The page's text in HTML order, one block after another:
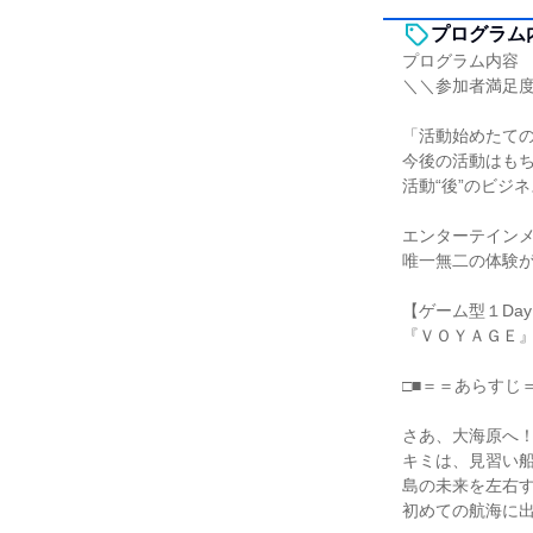
プログラム
プログラム内容
＼＼参加者満足
「活動始めたて
今後の活動はも
活動“後”のビジ
エンターテイン
唯一無二の体験
【ゲーム型１
『ＶＯＹＡＧＥ
□■＝＝あらすじ
さあ、大海原へ
キミは、見習い
島の未来を左右
初めての航海に